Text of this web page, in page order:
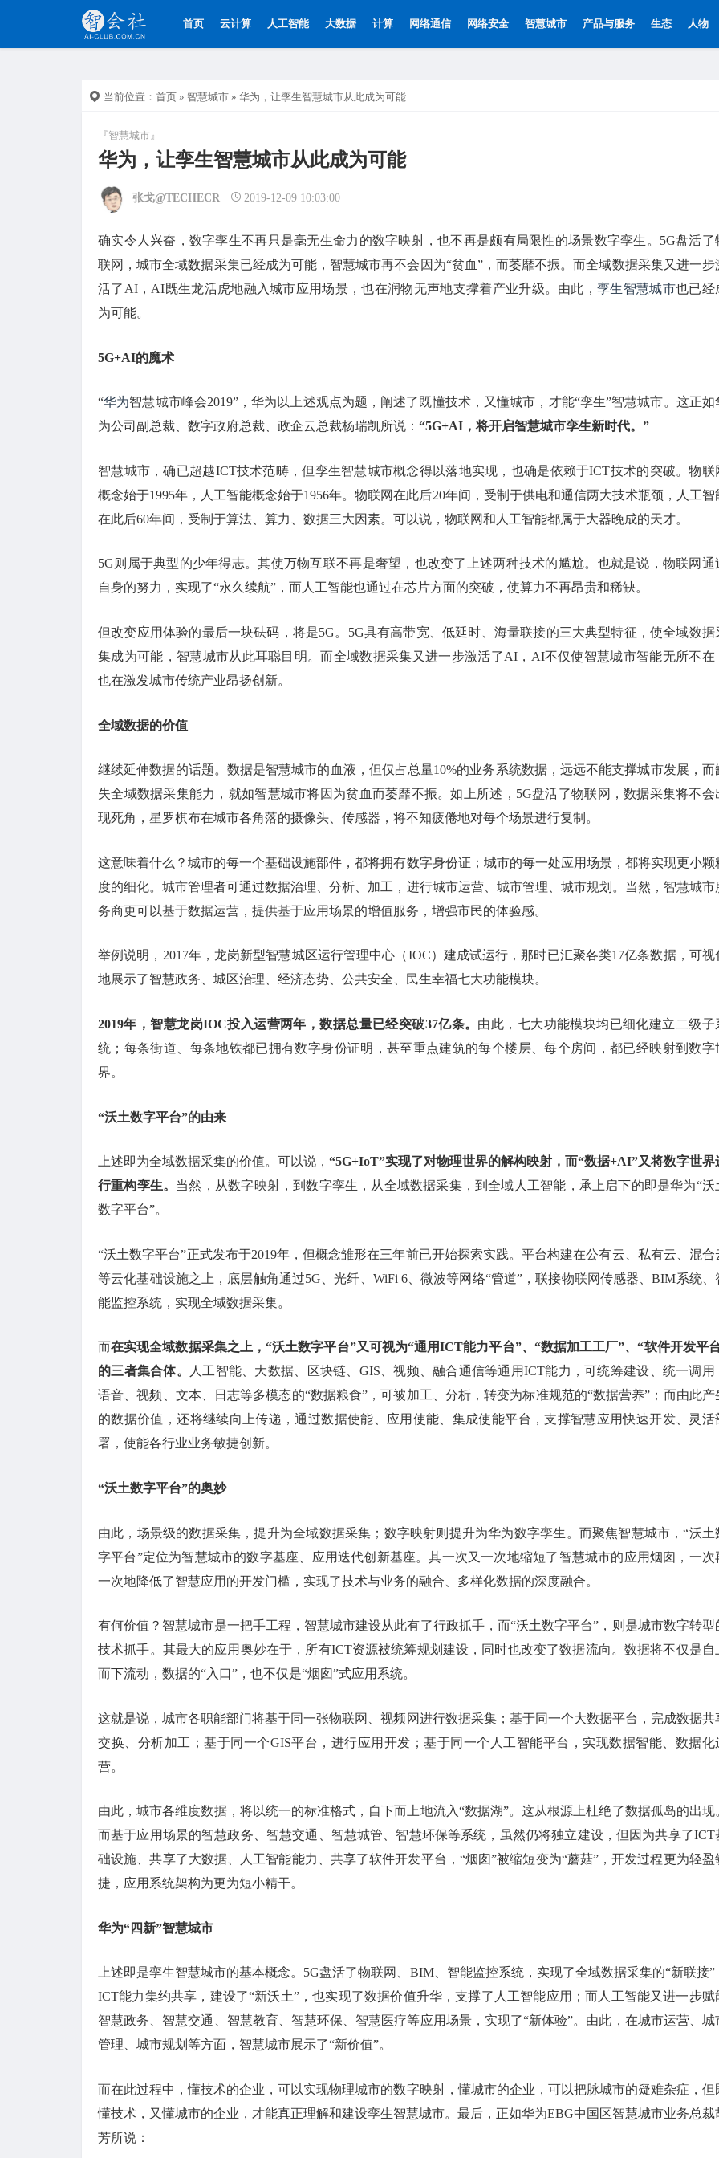
首页 云计算 人工智能 大数据 计算 网络通信 网络安全 智慧城市 产品与服务 生态 人物
当前位置： 首页 » 智慧城市 » 华为，让孪生智慧城市从此成为可能
『智慧城市』
华为，让孪生智慧城市从此成为可能
张戈@TECHECR 2019-12-09 10:03:00
确实令人兴奋，数字孪生不再只是毫无生命力的数字映射，也不再是颇有局限性的场景数字孪生。5G盘活了
联网，城市全域数据采集已经成为可能，智慧城市再不会因为“贫血”，而萎靡不振。而全域数据采集又进一步
活了AI，AI既生龙活虎地融入城市应用场景，也在润物无声地支撑着产业升级。由此，孪生智慧城市也已经
为可能。
5G+AI的魔术
“华为智慧城市峰会2019”，华为以上述观点为题，阐述了既懂技术，又懂城市，才能“孪生”智慧城市。这正如
为公司副总裁、数字政府总裁、政企云总裁杨瑞凯所说： “5G+AI，将开启智慧城市孪生新时代。”
智慧城市，确已超越ICT技术范畴，但孪生智慧城市概念得以落地实现，也确是依赖于ICT技术的突破。物联
概念始于1995年，人工智能概念始于1956年。物联网在此后20年间，受制于供电和通信两大技术瓶颈，人工智
在此后60年间，受制于算法、算力、数据三大因素。可以说，物联网和人工智能都属于大器晚成的天才。
5G则属于典型的少年得志。其使万物互联不再是奢望，也改变了上述两种技术的尴尬。也就是说，物联网通
自身的努力，实现了“永久续航”，而人工智能也通过在芯片方面的突破，使算力不再昂贵和稀缺。
但改变应用体验的最后一块砝码，将是5G。5G具有高带宽、低延时、海量联接的三大典型特征，使全域数据
集成为可能，智慧城市从此耳聪目明。而全域数据采集又进一步激活了AI，AI不仅使智慧城市智能无所不在
也在激发城市传统产业昂扬创新。
全域数据的价值
继续延伸数据的话题。数据是智慧城市的血液，但仅占总量10%的业务系统数据，远远不能支撑城市发展，而
失全域数据采集能力，就如智慧城市将因为贫血而萎靡不振。如上所述，5G盘活了物联网，数据采集将不会
现死角，星罗棋布在城市各角落的摄像头、传感器，将不知疲倦地对每个场景进行复制。
这意味着什么？城市的每一个基础设施部件，都将拥有数字身份证；城市的每一处应用场景，都将实现更小颗
度的细化。城市管理者可通过数据治理、分析、加工，进行城市运营、城市管理、城市规划。当然，智慧城市
务商更可以基于数据运营，提供基于应用场景的增值服务，增强市民的体验感。
举例说明，2017年，龙岗新型智慧城区运行管理中心（IOC）建成试运行，那时已汇聚各类17亿条数据，可视
地展示了智慧政务、城区治理、经济态势、公共安全、民生幸福七大功能模块。
2019年，智慧龙岗IOC投入运营两年，数据总量已经突破37亿条。 由此，七大功能模块均已细化建立二级子
统；每条街道、每条地铁都已拥有数字身份证明，甚至重点建筑的每个楼层、每个房间，都已经映射到数字
界。
“沃土数字平台”的由来
上述即为全域数据采集的价值。可以说， “5G+IoT”实现了对物理世界的解构映射，而“数据+AI”又将数字世界
行重构孪生。 当然，从数字映射，到数字孪生，从全域数据采集，到全域人工智能，承上启下的即是华为“沃
数字平台”。
“沃土数字平台”正式发布于2019年，但概念雏形在三年前已开始探索实践。平台构建在公有云、私有云、混合
等云化基础设施之上，底层触角通过5G、光纤、WiFi 6、微波等网络“管道”，联接物联网传感器、BIM系统、
能监控系统，实现全域数据采集。
而在实现全域数据采集之上，“沃土数字平台”又可视为“通用ICT能力平台”、“数据加工工厂”、“软件开发平
的三者集合体。
人工智能、大数据、区块链、GIS、视频、融合通信等通用ICT能力，可统筹建设、统一调用
语音、视频、文本、日志等多模态的“数据粮食”，可被加工、分析，转变为标准规范的“数据营养”；而由此产
的数据价值，还将继续向上传递，通过数据使能、应用使能、集成使能平台，支撑智慧应用快速开发、灵活
署，使能各行业业务敏捷创新。
“沃土数字平台”的奥妙
由此，场景级的数据采集，提升为全域数据采集；数字映射则提升为华为数字孪生。而聚焦智慧城市，“沃土
字平台”定位为智慧城市的数字基座、应用迭代创新基座。其一次又一次地缩短了智慧城市的应用烟囱，一次
一次地降低了智慧应用的开发门槛，实现了技术与业务的融合、多样化数据的深度融合。
有何价值？智慧城市是一把手工程，智慧城市建设从此有了行政抓手，而“沃土数字平台”，则是城市数字转型
技术抓手。其最大的应用奥妙在于，所有ICT资源被统筹规划建设，同时也改变了数据流向。数据将不仅是自
而下流动，数据的“入口”，也不仅是“烟囱”式应用系统。
这就是说，城市各职能部门将基于同一张物联网、视频网进行数据采集；基于同一个大数据平台，完成数据共
交换、分析加工；基于同一个GIS平台，进行应用开发；基于同一个人工智能平台，实现数据智能、数据化
营。
由此，城市各维度数据，将以统一的标准格式，自下而上地流入“数据湖”。这从根源上杜绝了数据孤岛的出现
而基于应用场景的智慧政务、智慧交通、智慧城管、智慧环保等系统，虽然仍将独立建设，但因为共享了ICT
础设施、共享了大数据、人工智能能力、共享了软件开发平台，“烟囱”被缩短变为“蘑菇”，开发过程更为轻盈
捷，应用系统架构为更为短小精干。
华为“四新”智慧城市
上述即是孪生智慧城市的基本概念。5G盘活了物联网、BIM、智能监控系统，实现了全域数据采集的“新联接”
ICT能力集约共享，建设了“新沃土”，也实现了数据价值升华，支撑了人工智能应用；而人工智能又进一步赋
智慧政务、智慧交通、智慧教育、智慧环保、智慧医疗等应用场景，实现了“新体验”。由此，在城市运营、城
管理、城市规划等方面，智慧城市展示了“新价值”。
而在此过程中，懂技术的企业，可以实现物理城市的数字映射，懂城市的企业，可以把脉城市的疑难杂症，但
懂技术，又懂城市的企业，才能真正理解和建设孪生智慧城市。最后，正如华为EBG中国区智慧城市业务总裁
芳所说：